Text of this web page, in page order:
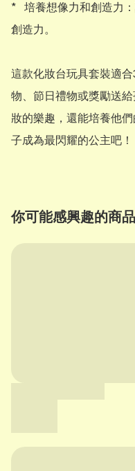
*   培養想像力和創造力
創造力。
這款化妝台玩具套裝適
物、節日禮物或獎勵送
妝的樂趣，還能培養他
子成為最閃耀的公主吧！
你可能感興趣的商品